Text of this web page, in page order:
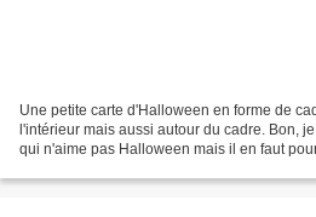
Une petite carte d'Halloween en forme de
l'intérieur mais aussi autour du cadre. Bon,
qui n'aime pas Halloween mais il en faut